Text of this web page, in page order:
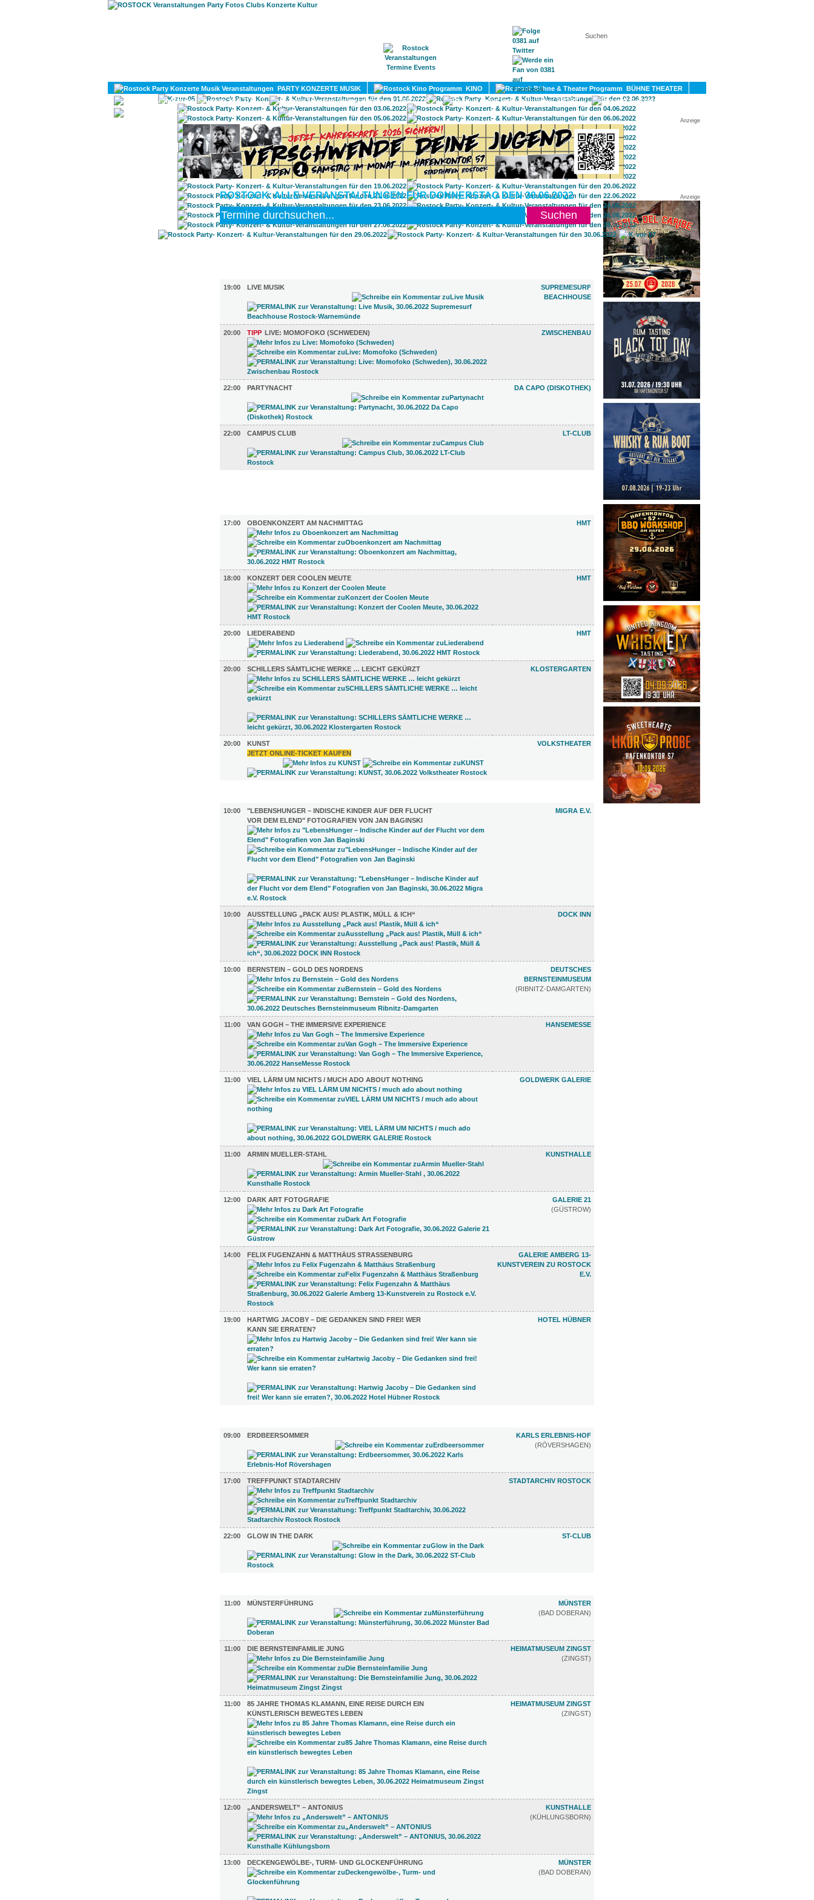
KONTAKT
PARTY KONZERTE MUSIK KINO
BÜHNE THEATER
KULTUR
LITERATUR SPORT
DIVERSES
UMLAND
Anzeige
Anzeige
ROSTOCK: ALLE VERANSTALTUNGEN FÜR DONNERSTAG DEN 30.06.2022
19:00
LIVE MUSIK
SUPREMESURF
BEACHHOUSE
20:00 TIPP LIVE: MOMOFOKO (SCHWEDEN) ZWISCHENBAU
22:00 PARTYNACHT DA CAPO (DISKOTHEK)
22:00 CAMPUS CLUB LT-CLUB
17:00
OBOENKONZERT AM NACHMITTAG HMT
18:00 KONZERT DER COOLEN MEUTE HMT
20:00 LIEDERABEND HMT
20:00 SCHILLERS SÄMTLICHE WERKE … LEICHT GEKÜRZT KLOSTERGARTEN
20:00
KUNST
JETZT ONLINE-TICKET KAUFEN
VOLKSTHEATER
10:00
"LEBENSHUNGER – INDISCHE KINDER AUF DER FLUCHT
VOR DEM ELEND" FOTOGRAFIEN VON JAN BAGINSKI
MIGRA E.V.
10:00 AUSSTELLUNG „PACK AUS! PLASTIK, MÜLL & ICH“ DOCK INN
10:00 BERNSTEIN – GOLD DES NORDENS
DEUTSCHES
BERNSTEINMUSEUM
(RIBNITZ-DAMGARTEN)
11:00 VAN GOGH ­– THE IMMERSIVE EXPERIENCE HANSEMESSE
11:00 VIEL LÄRM UM NICHTS / MUCH ADO ABOUT NOTHING GOLDWERK GALERIE
11:00 ARMIN MUELLER-STAHL KUNSTHALLE
12:00 DARK ART FOTOGRAFIE
GALERIE 21
(GÜSTROW)
14:00 FELIX FUGENZAHN & MATTHÄUS STRASSENBURG
GALERIE AMBERG 13-
KUNSTVEREIN ZU ROSTOCK
E.V.
19:00
HARTWIG JACOBY – DIE GEDANKEN SIND FREI! WER
KANN SIE ERRATEN?
HOTEL HÜBNER
09:00
ERDBEERSOMMER
KARLS ERLEBNIS-HOF
(RÖVERSHAGEN)
17:00 TREFFPUNKT STADTARCHIV STADTARCHIV ROSTOCK
22:00 GLOW IN THE DARK ST-CLUB
11:00
MÜNSTERFÜHRUNG
MÜNSTER
(BAD DOBERAN)
11:00 DIE BERNSTEINFAMILIE JUNG
HEIMATMUSEUM ZINGST
(ZINGST)
11:00
85 JAHRE THOMAS KLAMANN, EINE REISE DURCH EIN
KÜNSTLERISCH BEWEGTES LEBEN
HEIMATMUSEUM ZINGST
(ZINGST)
12:00 „ANDERSWELT” – ANTONIUS
KUNSTHALLE
(KÜHLUNGSBORN)
13:00 DECKENGEWÖLBE-, TURM- UND GLOCKENFÜHRUNG
MÜNSTER
(BAD DOBERAN)